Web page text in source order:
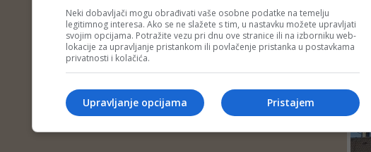
24
Neki dobavljači mogu obrađivati vaše osobne podatke na temelju
legitimnog interesa. Ako se ne slažete s tim, u nastavku možete upravljati
svojim opcijama. Potražite vezu pri dnu ove stranice ili na izborniku web-
lokacije za upravljanje pristankom ili povlačenje pristanka u postavkama
privatnosti i kolačića.
Pristajem
Upravljanje opcijama